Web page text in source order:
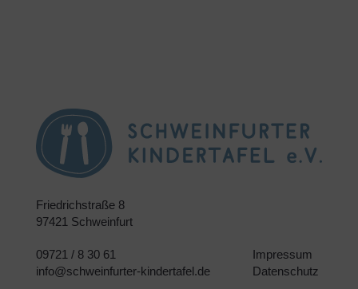
Friedrichstraße 8
97421 Schweinfurt
09721 / 8 30 61
info@schweinfurter-kindertafel.de
Impressum
Datenschutz